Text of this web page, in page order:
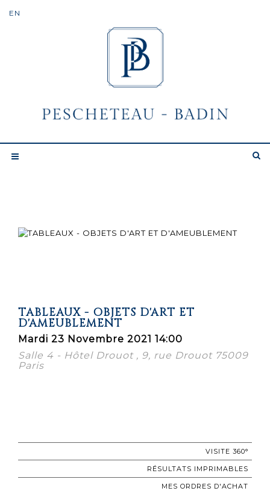
TABLEAUX - OBJETS D'ART ET
D'AMEUBLEMENT
Mardi 23 Novembre 2021 14:00
Salle 4 - Hôtel Drouot , 9, rue Drouot 75009
Paris
VISITE 360°
RÉSULTATS IMPRIMABLES
MES ORDRES D'ACHAT